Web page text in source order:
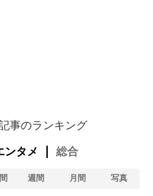
聞...
事のランキング
ンタメ 総合
週間 月間 写真